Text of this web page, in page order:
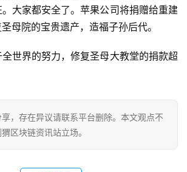
大家都安全了。苹果公司将捐赠给重建
母院的宝贵遗产，造福子孙后代。
世界的努力，修复圣母大教堂的捐款超
享，存在异议请联系平台删除。本文观点不
区块链资讯站立场。